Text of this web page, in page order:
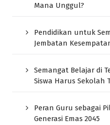
Mana Unggul?
Pendidikan untuk
Jembatan
Semangat Belajar di
Siswa Harus Sekolah
Peran Guru sebagai
Generasi Emas 2045